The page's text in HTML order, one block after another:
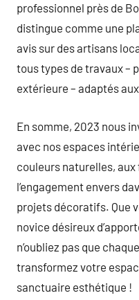
professionnel près de
distingue comme une
avis sur des artisans
tous types de travaux –
extérieure – adaptés
En somme, 2023 nous
avec nos espaces
couleurs naturelles, aux
l’engagement envers
projets décoratifs. Que
novice désireux
n’oubliez pas que
transformez votre
sanctuaire esthétique !